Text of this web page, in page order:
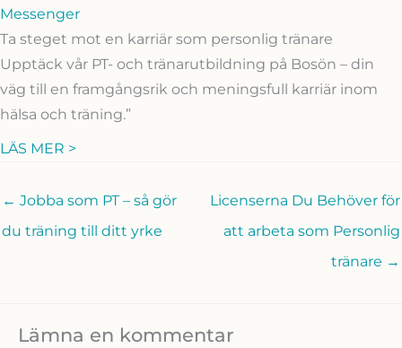
Messenger
Ta steget mot en karriär som personlig tränare
Upptäck vår PT- och tränarutbildning på Bosön – din
väg till en framgångsrik och meningsfull karriär inom
hälsa och träning.”
LÄS MER >
← Jobba som PT – så gör
du träning till ditt yrke
Licenserna Du Behöver för
att arbeta som Personlig
tränare →
Lämna en kommentar